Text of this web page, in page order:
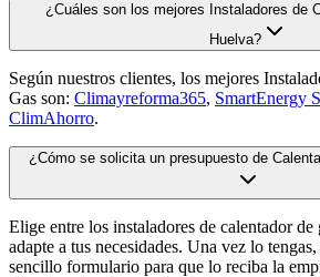
¿Cuáles son los mejores Instaladores de
Huelva?
Según nuestros clientes, los mejores
Gas son: Climayreforma365, SmartEnergy
ClimAhorro.
¿Cómo se solicita un presupuesto de
Elige entre los instaladores de calentador de
adapte a tus necesidades. Una vez lo
sencillo formulario para que lo reciba la